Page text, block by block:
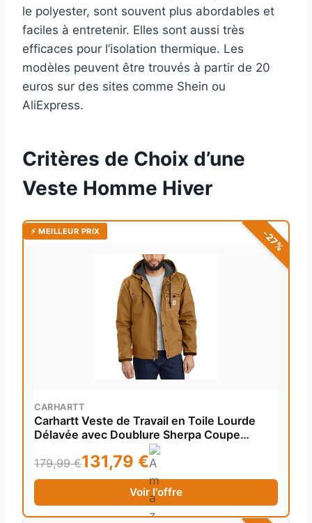
le polyester, sont souvent plus abordables et
faciles à entretenir. Elles sont aussi très
efficaces pour l’isolation thermique. Les
modèles peuvent être trouvés à partir de 20
euros sur des sites comme Shein ou
AliExpress.
Critères de Choix d’une
Veste Homme Hiver
-27%
⚡ MEILLEUR PRIX
CARHARTT
Carhartt Veste de Travail en Toile Lourde
Délavée avec Doublure Sherpa Coupe
Décontractée Homme, Marron (Carhartt
Brown), L
179,99 €131,79 €
Voir l'offre